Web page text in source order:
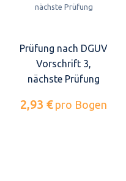
Prüfung nach DGUV
Vorschrift 3,
nächste Prüfung
2,93 € pro Bogen